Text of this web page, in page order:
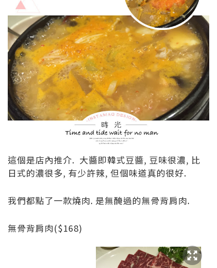
這個是店內推介. 大醬即韓式豆醬, 豆味很濃, 比
日式的濃很多, 有少許辣, 但個味道真的很好.
我們都點了一款燒肉. 是無醃過的無骨背肩肉.
無骨背肩肉($168)